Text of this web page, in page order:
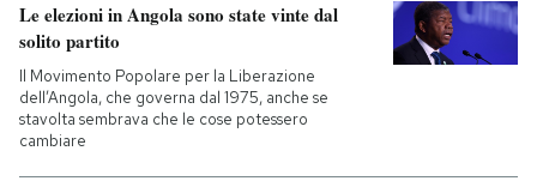
Internet
Cultura
Economia
Ok Boomer!
Europa
Altrecose
Le elezioni in Angola sono state vinte dal
solito partito
Il Movimento Popolare per la Liberazione
dell’Angola, che governa dal 1975, anche se
stavolta sembrava che le cose potessero
cambiare